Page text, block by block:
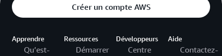
Créer un compte AWS
Apprendre
Qu’est-
Ressources
Démarrer
Développeurs
Centre
Aide
Contactez-